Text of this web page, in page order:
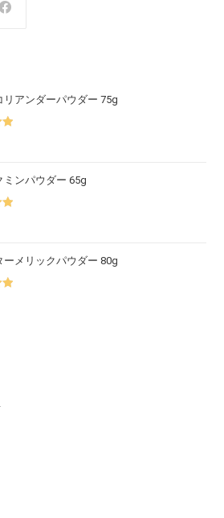
リアンダーパウダー 75g
ミンパウダー 65g
ーメリックパウダー 80g